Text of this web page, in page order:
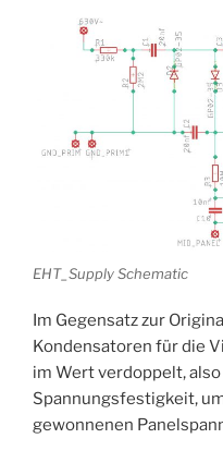
EHT_Supply Schematic
Im Gegensatz zur
Kondensatoren für die
im Wert verdoppelt,
Spannungsfestigkeit,
gewonnenen